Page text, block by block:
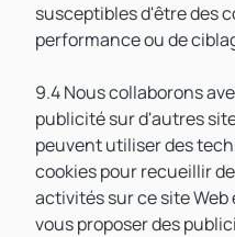
susceptibles d'être des
performance ou de
9.4 Nous collaborons
publicité sur d'autres
peuvent utiliser des
cookies pour recueillir
activités sur ce site
vous proposer des